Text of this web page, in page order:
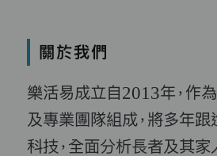
關於我們
樂活易成立自2013年，作
及專業團隊組成，將多年
科技，全面分析長者及其